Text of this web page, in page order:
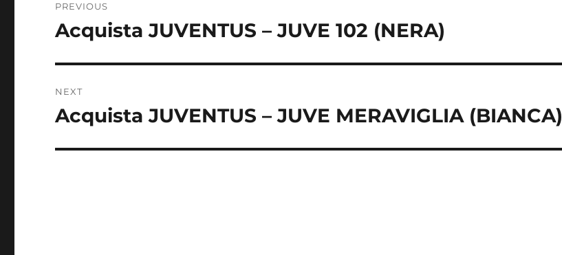
navigation
PREVIOUS
Previous
Acquista JUVENTUS – JUVE 102 (NERA)
NEXT
Next
Acquista JUVENTUS – JUVE MERAVIGLIA (BIANCA)